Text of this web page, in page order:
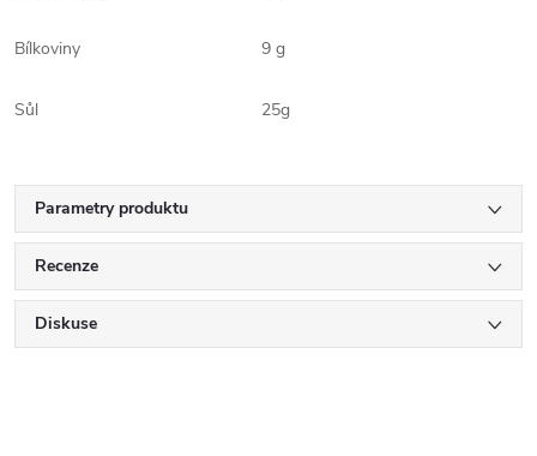
Bílkoviny 9 g
Sůl 25g
Parametry produktu
Recenze
Diskuse